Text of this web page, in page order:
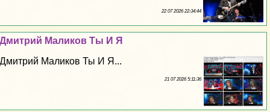
22 07 2026 22:34:44
Дмитрий Маликов Ты И Я
Дмитрий Маликов Ты И Я...
21 07 2026 5:11:36